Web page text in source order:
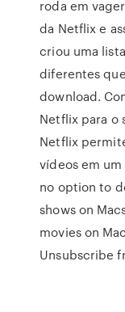
roda em
da Netflix e
criou uma
diferentes
download.
Netflix para o
Netflix
vídeos em um
no option to
shows on
movies on
Unsubscribe